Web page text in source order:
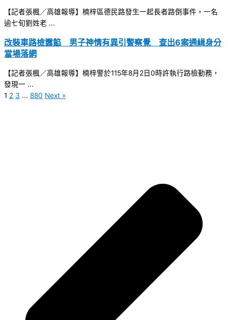
【記者張楓／高雄報導】楠梓區德民路發生一起長者路倒事件，一名
逾七旬劉姓老 ...
改裝車路檢露餡 男子神情有異引警察覺 查出6案通緝身分
當場落網
【記者張楓／高雄報導】楠梓警於115年8月2日0時許執行路檢勤務，
發現一 ...
1 2 3 ... 880 Next »